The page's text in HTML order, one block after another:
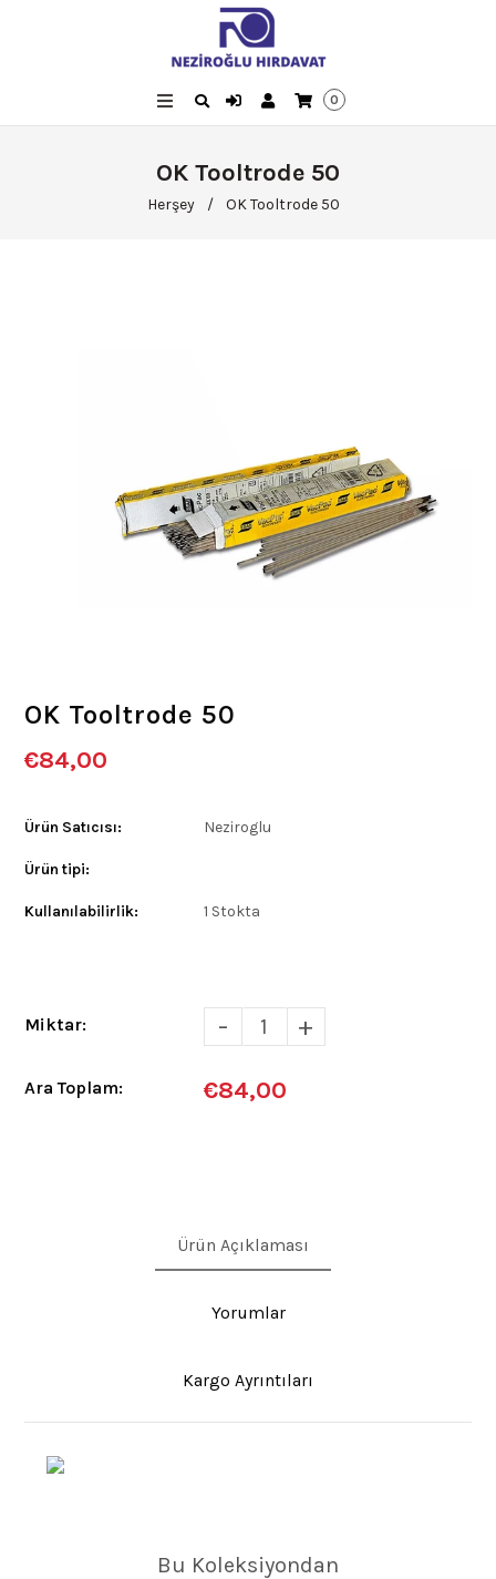
0
OK Tooltrode 50
Herşey / OK Tooltrode 50
OK Tooltrode 50
€84,00
Ürün Satıcısı: Neziroglu
Ürün tipi:
Kullanılabilirlik: 1 Stokta
Miktar: - +
Ara Toplam: €84,00
Ürün Açıklaması
Yorumlar
Kargo Ayrıntıları
Bu Koleksiyondan